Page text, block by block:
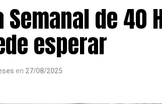
Semanal de 40
esperar
en 27/08/2025